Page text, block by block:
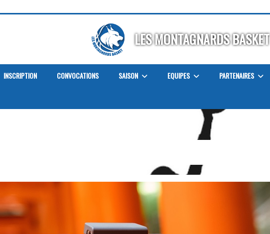
LES MONTAGNARDS BASKET
INSCRIPTION CONVOCATIONS SAISON EQUIPES PARTENAIRES